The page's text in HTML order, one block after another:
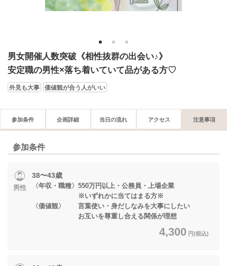
1 2 3
男女開催人数突破《相性抜群の出会い♪》
安定職の男性×落ち着いていて品がある方♡
外見も大事 価値観が合う人がいい
参加条件 企画詳細 当日の流れ アクセス 注意事項
参加条件
男性
38〜43歳
〈年収・職種〉550万円以上・公務員・上場企業
※いずれかに当てはまる方※
〈価値観〉 言葉使い・身だしなみを大事にしたい
お互いを尊重し合える関係が理想
4,300 円(税込)